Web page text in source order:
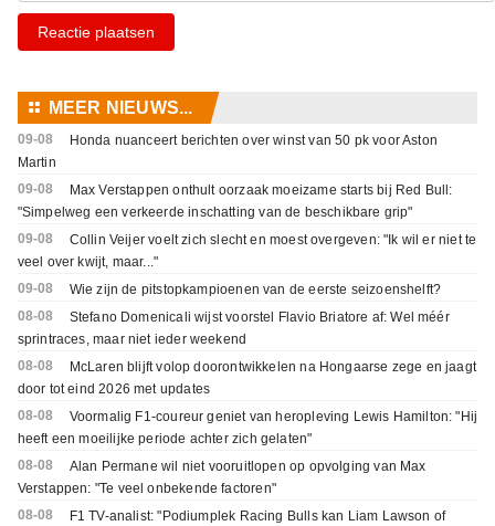
Reactie plaatsen
⚏ MEER NIEUWS...
09-08
Honda nuanceert berichten over winst van 50 pk voor Aston
Martin
09-08
Max Verstappen onthult oorzaak moeizame starts bij Red Bull:
"Simpelweg een verkeerde inschatting van de beschikbare grip"
09-08
Collin Veijer voelt zich slecht en moest overgeven: "Ik wil er niet te
veel over kwijt, maar..."
09-08
Wie zijn de pitstopkampioenen van de eerste seizoenshelft?
08-08
Stefano Domenicali wijst voorstel Flavio Briatore af: Wel méér
sprintraces, maar niet ieder weekend
08-08
McLaren blijft volop doorontwikkelen na Hongaarse zege en jaagt
door tot eind 2026 met updates
08-08
Voormalig F1-coureur geniet van heropleving Lewis Hamilton: "Hij
heeft een moeilijke periode achter zich gelaten"
08-08
Alan Permane wil niet vooruitlopen op opvolging van Max
Verstappen: "Te veel onbekende factoren"
08-08
F1 TV-analist: "Podiumplek Racing Bulls kan Liam Lawson of